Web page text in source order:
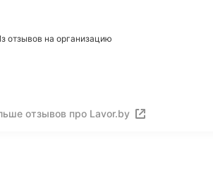
отзывов на организацию
отзывов про Lavor.by